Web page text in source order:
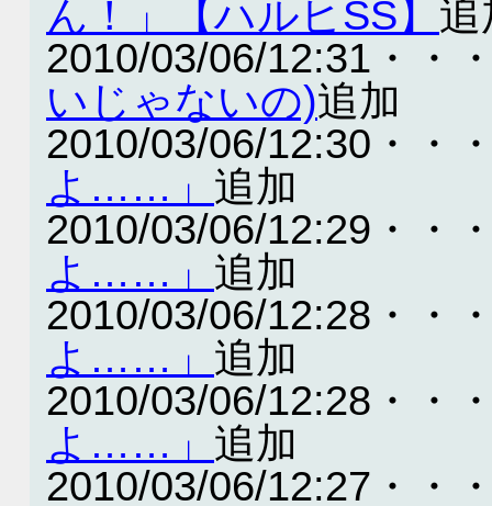
ん！」【ハルヒSS】 追
2010/03/06/12:31・・
いじゃないの)追加
2010/03/06/12:30・・
よ……」 追加
2010/03/06/12:29・・
よ……」 追加
2010/03/06/12:28・・
よ……」 追加
2010/03/06/12:28・・
よ……」 追加
2010/03/06/12:27・・